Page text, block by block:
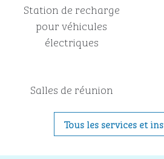
Station de recharge
pour véhicules
électriques
Salles de réunion
Tous les services et